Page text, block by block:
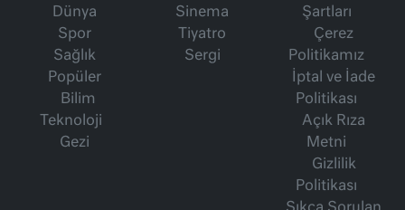
Dünya
Spor
Sağlık
Popüler
Bilim
Teknoloji
Gezi
Sinema
Tiyatro
Sergi
Şartları
Çerez
Politikamız
İptal ve İade
Politikası
Açık Rıza
Metni
Gizlilik
Politikası